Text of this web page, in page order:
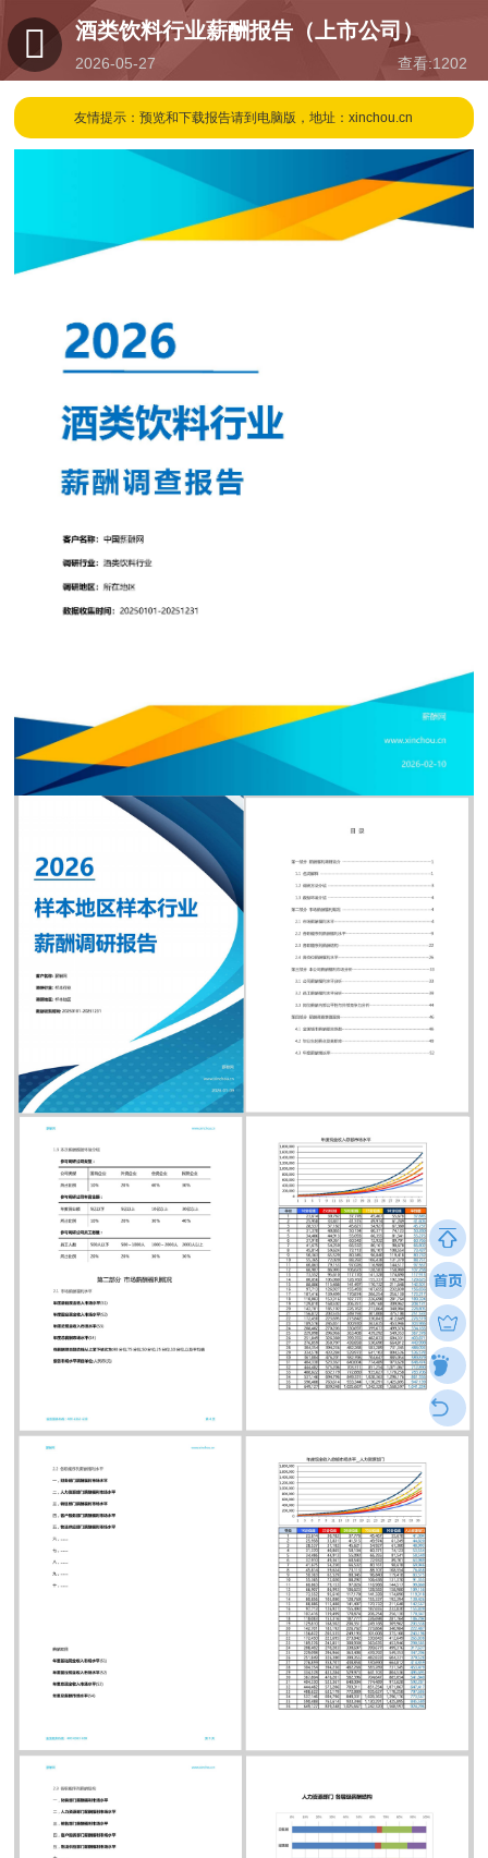
酒类饮料行业薪酬报告（上市公司）
2026-05-27
09:45
查看:1202
友情提示：预览和下载报告请到电脑版，地址：xinchou.cn